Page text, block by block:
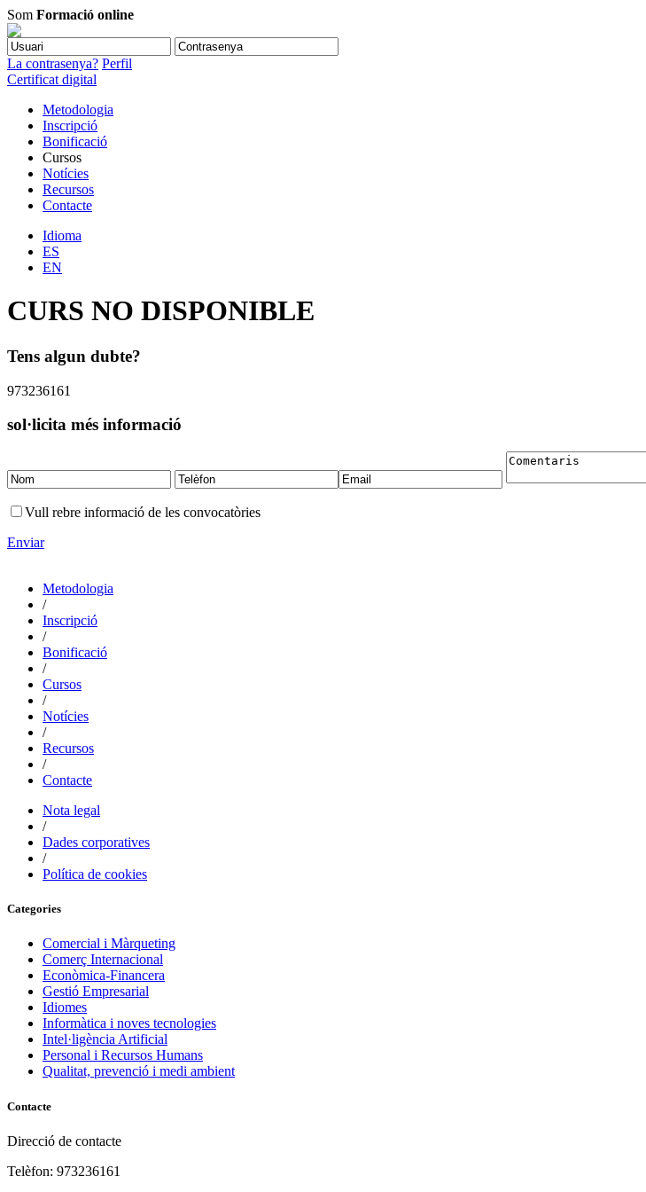
Som Formació online
La contrasenya? Perfil
Certificat digital
Metodologia
Inscripció
Bonificació
Cursos
Notícies
Recursos
Contacte
Idioma
ES
EN
CURS NO DISPONIBLE
Tens algun dubte?
973236161
sol·licita més informació
Vull rebre informació de les convocatòries
Enviar
Metodologia
/
Inscripció
/
Bonificació
/
Cursos
/
Notícies
/
Recursos
/
Contacte
Nota legal
/
Dades corporatives
/
Política de cookies
Categories
Comercial i Màrqueting
Comerç Internacional
Econòmica-Financera
Gestió Empresarial
Idiomes
Informàtica i noves tecnologies
Intel·ligència Artificial
Personal i Recursos Humans
Qualitat, prevenció i medi ambient
Contacte
Direcció de contacte
Telèfon: 973236161